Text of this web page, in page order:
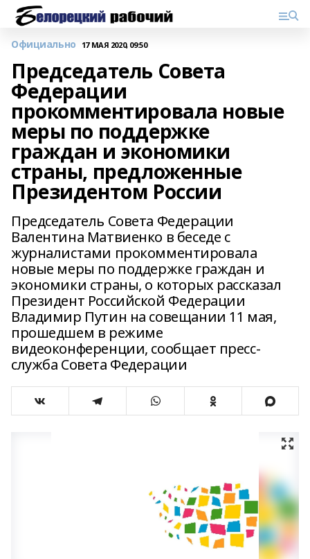
Официально 17 МАЯ 2020, 09:50
Председатель Совета
Федерации
прокомментировала новые
меры по поддержке
граждан и экономики
страны, предложенные
Президентом России
Председатель Совета Федерации
Валентина Матвиенко в беседе с
журналистами прокомментировала
новые меры по поддержке граждан и
экономики страны, о которых рассказал
Президент Российской Федерации
Владимир Путин на совещании 11 мая,
прошедшем в режиме
видеоконференции, сообщает пресс-
служба Совета Федерации